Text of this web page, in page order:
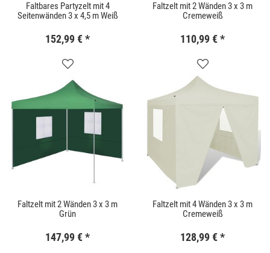
Faltbares Partyzelt mit 4
Seitenwänden 3 x 4,5 m Weiß
152,99 €*
Faltzelt mit 2 Wänden 3 x 3 m
Cremeweiß
110,99 €*
Faltzelt mit 2 Wänden 3 x 3 m
Grün
147,99 €*
Faltzelt mit 4 Wänden 3 x 3 m
Cremeweiß
128,99 €*